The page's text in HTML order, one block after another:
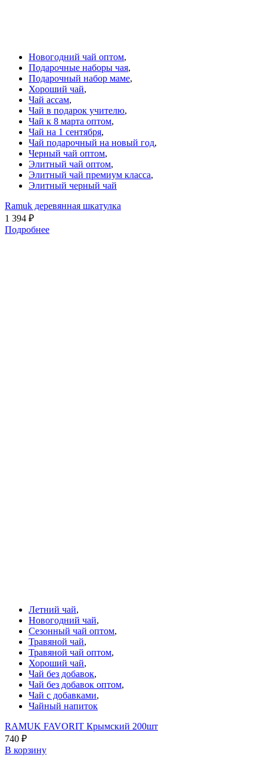
Новогодний чай оптом,
Подарочные наборы чая,
Подарочный набор маме,
Хороший чай,
Чай ассам,
Чай в подарок учителю,
Чай к 8 марта оптом,
Чай на 1 сентября,
Чай подарочный на новый год,
Черный чай оптом,
Элитный чай оптом,
Элитный чай премиум класса,
Элитный черный чай
Ramuk деревянная шкатулка
1 394 ₽
Подробнее
Летний чай,
Новогодний чай,
Сезонный чай оптом,
Травяной чай,
Травяной чай оптом,
Хороший чай,
Чай без добавок,
Чай без добавок оптом,
Чай с добавками,
Чайный напиток
RAMUK FAVORIT Крымский 200шт
740 ₽
В корзину